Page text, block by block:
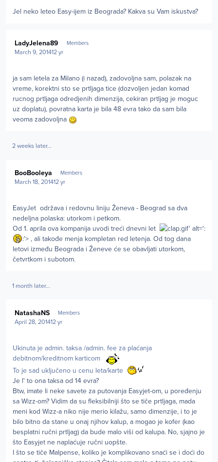
Jel neko leteo Easy-ijem iz Beograda? Kakva su Vam iskustva?
LadyJelena89 Members
March 9, 201412 yr
ja sam letela za Milano (i nazad), zadovoljna sam, polazak na
vreme, korektni sto se prtljaga tice (dozvoljen jedan komad
rucnog prtljaga odredjenih dimenzija, cekiran prtljag je moguc
uz doplatu), povratna karta je bila 48 evra tako da sam bila
veoma zadovoljna
2 weeks later...
BooBooleya Members
March 18, 201412 yr
EasyJet održava i redovnu liniju Ženeva - Beograd sa dva
nedeljna polaska: utorkom i petkom.
Od 1. aprila ova kompanija uvodi treći dnevni let
.gif' alt=':
:'> , ali takođe menja kompletan red letenja. Od tog dana
letovi između Beograda i Ženeve će se obavljati utorkom,
četvrtkom i subotom.
1 month later...
NatashaNS Members
April 28, 201412 yr
Ukinuta je admin. taksa /admin. fee za plaćanja
debitnom/kreditnom karticom
To je sad uključeno u cenu leta/karte
Je l' to ona taksa od 14 evra?
Btw, imate li neke savete za putovanja Easyjet-om, u poređenju
sa Wizz-om? Vidim da su fleksibilniji što se tiče prtljaga, mada
meni kod Wizz-a niko nije merio kilažu, samo dimenzije, i to je
bilo bitno da stane u onaj njihov kalup, a mogao je kofer (kao
besplatni ručni prtljag) da bude malo viši od kalupa. No, sjajno je
što Easyjet ne naplaćuje ručni uopšte.
I što se tiče Malpense, koliko je komplikovano snaći se i doći do